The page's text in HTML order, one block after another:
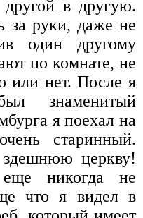
в другую.
за руки, даже не
один другому
по комнате, не
или нет. После я
знаменитый
я поехал на
старинный.
церкву!
никогда не
что я видел в